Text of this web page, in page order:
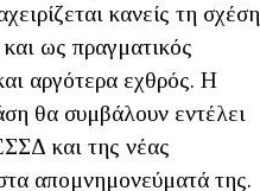
κανείς τη σχέση
ως πραγματικός
αργότερα εχθρός. Η
θα συμβάλουν εντέλει
και της νέας
απομνημονεύματά της.